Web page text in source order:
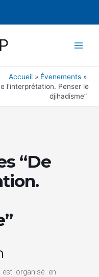
Accueil
Évenements
l’interprétation. Penser le
djihadisme”
“De
organisé en